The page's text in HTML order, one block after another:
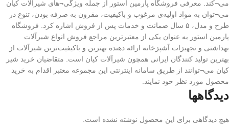
می¬کند. معرفی فروشگاه پارمین استور از جمله ویژگی¬های شیرآلات کیان
می¬توان به مواد اولیه‌ی مرغوب و باکیفیت، مقرون به صرفه بودن، تنوع در
طرح و مدل، ۵ سال ضمانت و خدمات پس از فروش اشاره کرد. فروشگاه
پارمین استور به عنوان یکی از معتبرترین مراجع فروش انواع شیرآلات
بهداشتی و تجهیزات آشپزخانه ارائه دهنده بهترین و باکیفیت‌ترین شیرآلات از
بهترین تولید کنندگان ایرانی همچون شیرآلات کیان است. متقاضیان خرید شیر
کیان می¬توانند از طریق سامانه اینترنتی این مجموعه معتبر اقدام به خرید
محصول مورد نظر خود نمایند.
دیدگاهها
هیچ دیدگاهی برای این محصول نوشته نشده است.